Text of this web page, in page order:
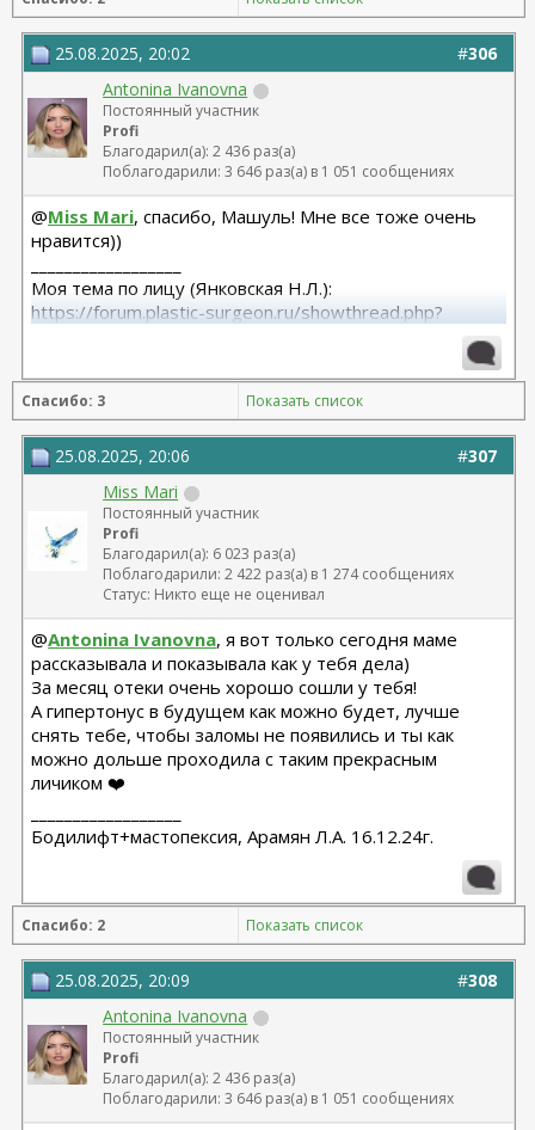
#306
25.08.2025, 20:02
Antonina Ivanovna
Постоянный участник
Profi
Благодарил(а): 2 436 раз(а)
Поблагодарили: 3 646 раз(а) в 1 051 сообщениях
@Miss Mari, спасибо, Машуль! Мне все тоже очень
нравится))
Моя тема по лицу (Янковская Н.Л.):
https://forum.plastic-surgeon.ru/showthread.php?
Моя тема по телу (Арамян Л.А.): https://forum.plastic-
surgeon.ru/showthread.php?t=25304
Спасибо: 3 Показать список
#307
25.08.2025, 20:06
Miss Mari
Постоянный участник
Profi
Благодарил(а): 6 023 раз(а)
Поблагодарили: 2 422 раз(а) в 1 274 сообщениях
Статус: Никто еще не оценивал
@Antonina Ivanovna, я вот только сегодня маме
рассказывала и показывала как у тебя дела)
За месяц отеки очень хорошо сошли у тебя!
А гипертонус в будущем как можно будет, лучше
снять тебе, чтобы заломы не появились и ты как
можно дольше проходила с таким прекрасным
личиком ❤️
Бодилифт+мастопексия, Арамян Л.А. 16.12.24г.
Спасибо: 2 Показать список
#308
25.08.2025, 20:09
Antonina Ivanovna
Постоянный участник
Profi
Благодарил(а): 2 436 раз(а)
Поблагодарили: 3 646 раз(а) в 1 051 сообщениях